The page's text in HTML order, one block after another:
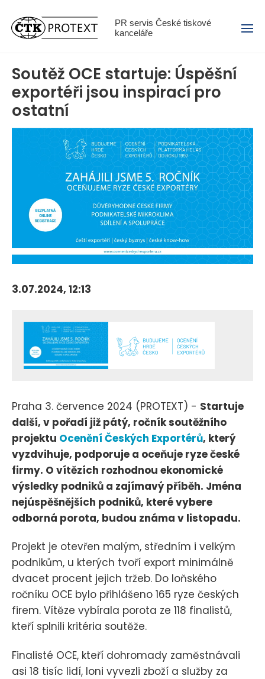
PR servis České tiskové
kanceláře
Menu
Soutěž OCE startuje: Úspěšní
exportéři jsou inspirací pro
ostatní
3.07.2024, 12:13
Praha 3. července 2024 (PROTEXT) - Startuje
další, v pořadí již pátý, ročník soutěžního
projektu Ocenění Českých Exportérů, který
vyzdvihuje, podporuje a oceňuje ryze české
firmy. O vítězích rozhodnou ekonomické
výsledky podniků a zajímavý příběh. Jména
nejúspěšnějších podniků, které vybere
odborná porota, budou známa v listopadu.
Projekt je otevřen malým, středním i velkým
podnikům, u kterých tvoří export minimálně
dvacet procent jejich tržeb. Do loňského
ročníku OCE bylo přihlášeno 165 ryze českých
firem. Vítěze vybírala porota ze 118 finalistů,
kteří splnili kritéria soutěže.
Finalisté OCE, kteří dohromady zaměstnávali
asi 18 tisíc lidí, loni vyvezli zboží a služby za